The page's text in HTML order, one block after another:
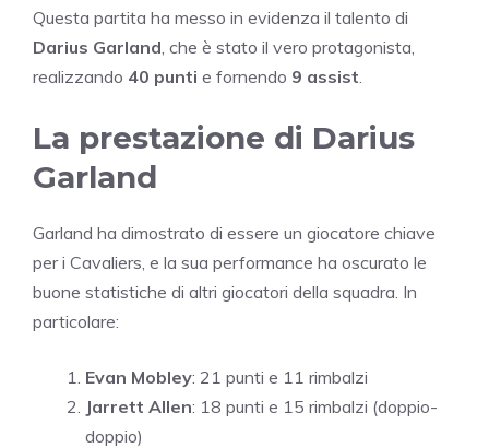
Questa partita ha messo in evidenza il talento di
Darius Garland , che è stato il vero protagonista,
realizzando 40 punti e fornendo 9 assist
La prestazione di Darius
Garland
Garland ha dimostrato di essere un giocatore chiave
per i Cavaliers, e la sua performance ha oscurato le
buone statistiche di altri giocatori della squadra. In
particolare:
Evan Mobley: 21 punti e 11 rimbalzi
Jarrett Allen: 18 punti e 15 rimbalzi (doppio-
doppio)